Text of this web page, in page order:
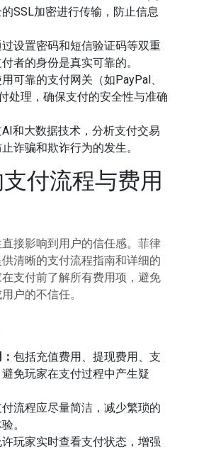
SSL加密进行传输，防止信息
设置密码和短信验证码等双重
者的身份是真实可靠的。
可靠的支付网关（如PayPal、
处理，确保支付的安全性与准确
和大数据技术，分析支付交易
诈骗和欺诈行为的发生。
付流程与费用
接影响到用户的信任感。菲律
清晰的支付流程指南和详细的
支付前了解所有费用项，避免
户的不信任。
包括充值费用、提现费用、支
免玩家在支付过程中产生疑
流程应尽量简洁，减少繁琐的
。
许玩家实时查看支付状态，增强